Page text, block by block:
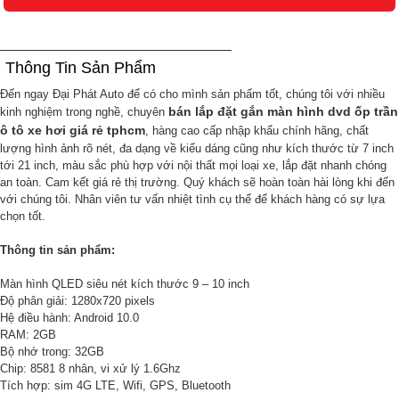
Thông Tin Sản Phẩm
Đến ngay Đại Phát Auto để có cho mình sản phấm tốt, chúng tôi với nhiều
kinh nghiệm trong nghề, chuyên bán lắp đặt gắn màn hình dvd ốp trần
ô tô xe hơi giá rẻ tphcm , hàng cao cấp nhập khẩu chính hãng, chất
lượng hình ảnh rõ nét, đa dạng về kiểu dáng cũng như kích thước từ 7 inch
tới 21 inch, màu sắc phù hợp với nội thất mọi loại xe, lắp đặt nhanh chóng
an toàn. Cam kết giá rẻ thị trường. Quý khách sẽ hoàn toàn hài lòng khi đến
với chúng tôi. Nhân viên tư vấn nhiệt tình cụ thể để khách hàng có sự lựa
chọn tốt.
Thông tin sản phẩm:
Màn hình QLED siêu nét kích thước 9 – 10 inch
Độ phân giải: 1280x720 pixels
Hệ điều hành: Android 10.0
RAM: 2GB
Bộ nhớ trong: 32GB
Chip: 8581 8 nhân, vi xử lý 1.6Ghz
Tích hợp: sim 4G LTE, Wifi, GPS, Bluetooth